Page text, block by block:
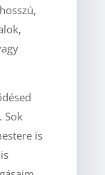
Sok
is